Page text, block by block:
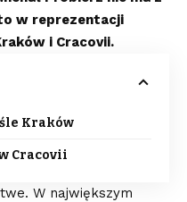
w reprezentacji
i Cracovii.
Kraków
Cracovii
W największym